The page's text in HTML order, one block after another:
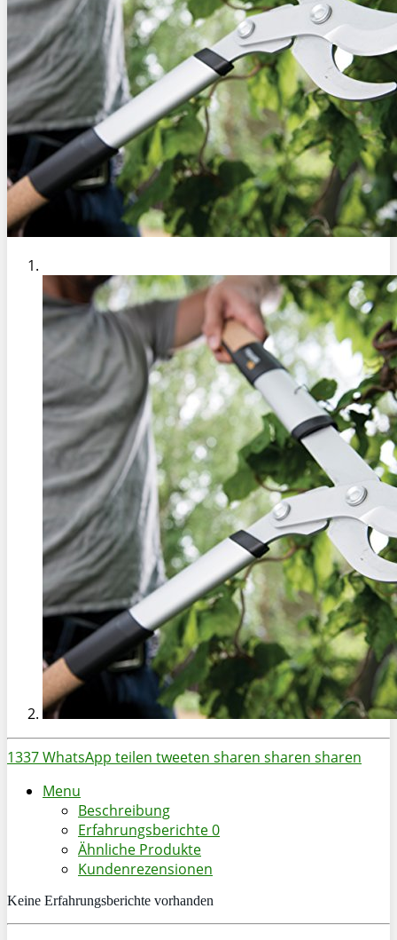
1337WhatsApp teilen tweeten sharen sharen sharen
Menu
Beschreibung
Erfahrungsberichte0
Ähnliche Produkte
Kundenrezensionen
Keine Erfahrungsberichte vorhanden